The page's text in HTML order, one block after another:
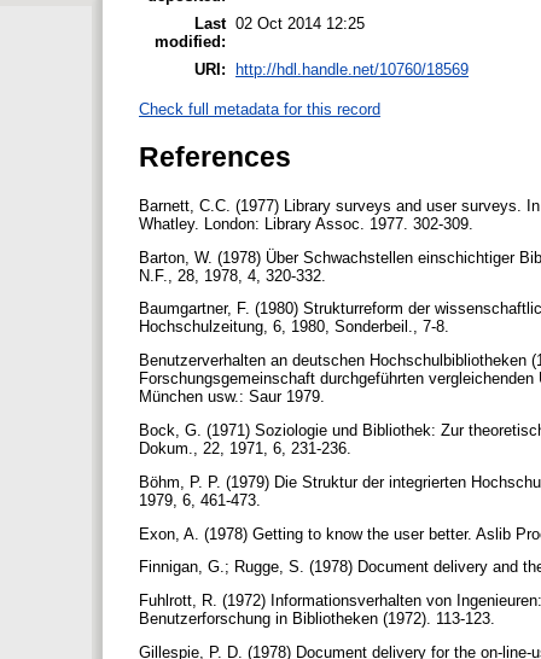
Last
modified:
02 Oct 2014 12:25
URI: http://hdl.handle.net/10760/18569
Check full metadata for this record
References
Barnett, C.C. (1977) Library surveys and user surveys.
Whatley. London: Library Assoc. 1977. 302-309.
Barton, W. (1978) Über Schwachstellen einschichtiger
N.F., 28, 1978, 4, 320-332.
Baumgartner, F. (1980) Strukturreform der
Hochschulzeitung, 6, 1980, Sonderbeil., 7-8.
Benutzerverhalten an deutschen Hochschulbibliotheken
Forschungsgemeinschaft durchgeführten
München usw.: Saur 1979.
Bock, G. (1971) Soziologie und Bibliothek: Zur
Dokum., 22, 1971, 6, 231-236.
Böhm, P. P. (1979) Die Struktur der integrierten
1979, 6, 461-473.
Exon, A. (1978) Getting to know the user better. Aslib
Finnigan, G.; Rugge, S. (1978) Document delivery and
Fuhlrott, R. (1972) Informationsverhalten von
Benutzerforschung in Bibliotheken (1972). 113-123.
Gillespie, P. D. (1978) Document delivery for the on-